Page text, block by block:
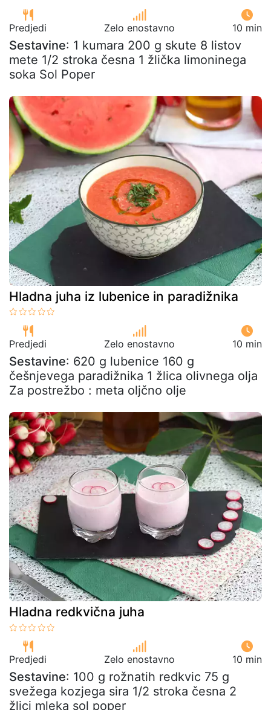
Predjedi Zelo enostavno 10 min
Sestavine: 1 kumara 200 g skute 8 listov
mete 1/2 stroka česna 1 žlička limoninega
soka Sol Poper
Hladna juha iz lubenice in paradižnika
Predjedi Zelo enostavno 10 min
Sestavine: 620 g lubenice 160 g
češnjevega paradižnika 1 žlica olivnega olja
Za postrežbo : meta oljčno olje
Hladna redkvična juha
Predjedi Zelo enostavno 10 min
Sestavine: 100 g rožnatih redkvic 75 g
svežega kozjega sira 1/2 stroka česna 2
žlici mleka sol poper